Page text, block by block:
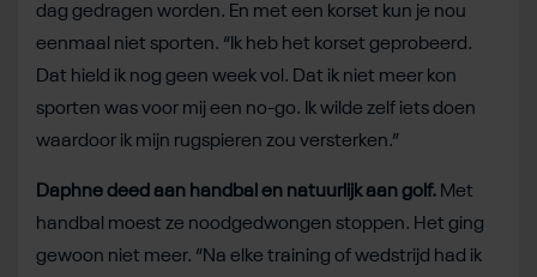
dag gedragen worden. En met een korset kun je nou
eenmaal niet sporten. “Ik heb het korset geprobeerd.
Dat hield ik nog geen week vol. Dat ik niet meer kon
sporten was voor mij een no-go. Ik wilde zelf iets doen
waardoor ik mijn rugspieren zou versterken.”
Daphne deed aan handbal en natuurlijk aan golf. Met
handbal moest ze noodgedwongen stoppen. Het ging
gewoon niet meer. “Na elke training of wedstrijd had ik